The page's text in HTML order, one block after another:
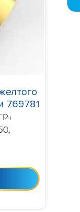
769781
момента